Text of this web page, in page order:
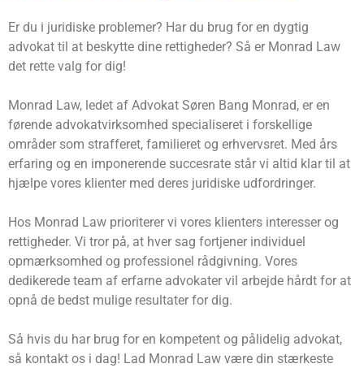
Er du i juridiske problemer? Har du brug for en dygtig
advokat til at beskytte dine rettigheder? Så er Monrad Law
det rette valg for dig!
Monrad Law, ledet af Advokat Søren Bang Monrad, er en
førende advokatvirksomhed specialiseret i forskellige
områder som strafferet, familieret og erhvervsret. Med års
erfaring og en imponerende succesrate står vi altid klar til at
hjælpe vores klienter med deres juridiske udfordringer.
Hos Monrad Law prioriterer vi vores klienters interesser og
rettigheder. Vi tror på, at hver sag fortjener individuel
opmærksomhed og professionel rådgivning. Vores
dedikerede team af erfarne advokater vil arbejde hårdt for at
opnå de bedst mulige resultater for dig.
Så hvis du har brug for en kompetent og pålidelig advokat,
så kontakt os i dag! Lad Monrad Law være din stærkeste